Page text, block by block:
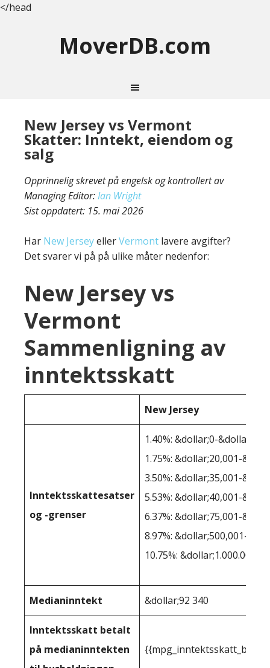
</head
MoverDB.com
New Jersey vs Vermont
Skatter: Inntekt, eiendom og
salg
Opprinnelig skrevet på engelsk og kontrollert av
Managing Editor:Ian Wright
Sist oppdatert: 15. mai 2026
Har New JerseyellerVermont lavere avgifter?
Det svarer vi på på ulike måter nedenfor:
New Jersey vs
Vermont
Sammenligning av
inntektsskatt
New Jersey
Inntektsskattesatser
og -grenser
1.40%: &dollar;0-
1.75%: &dollar;20,001-
3.50%: &dollar;35,001-
5.53%: &dollar;40,001-
6.37%: &dollar;75,001-
8.97%: &dollar;500,001-
10.75%: &dollar;1.000.001+
Medianinntekt &dollar;92 340
Inntektsskatt betalt
på medianinntekten